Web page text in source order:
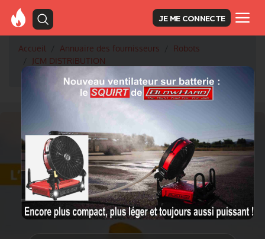
JE ME CONNECTE
Accueil Annuaire des fournisseurs
Robots
JCM DISTRIBUTION
Le ROBOT TRYPPER sur un feu industriel dans l'Hérault